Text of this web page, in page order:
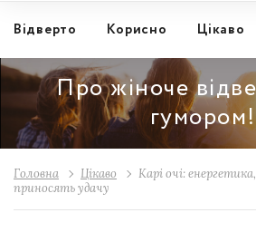
Відвертo Корисно Цікаво
Про жіноче
гумором!
Головна Цікаво
Карі очі:
приносять удачу